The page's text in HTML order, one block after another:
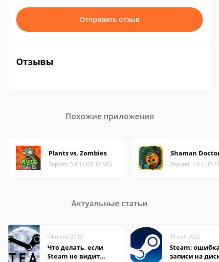
Отправить отзыв
Отзывы
Похожие приложения
Plants vs. Zombies
Версия: 3.8.1 (102.12 МБ)
Shaman
Версия: 1.0.1
Актуальные статьи
04 июня 2022
Что делать, если
Steam не видит
19 мая 2022
Steam:
записи на